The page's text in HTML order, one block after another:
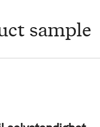
sample